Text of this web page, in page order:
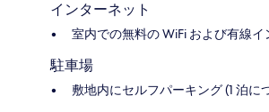
インターネット
室内での無料の WiFi および有線
駐車場
敷地内にセルフパーキング (1 泊に